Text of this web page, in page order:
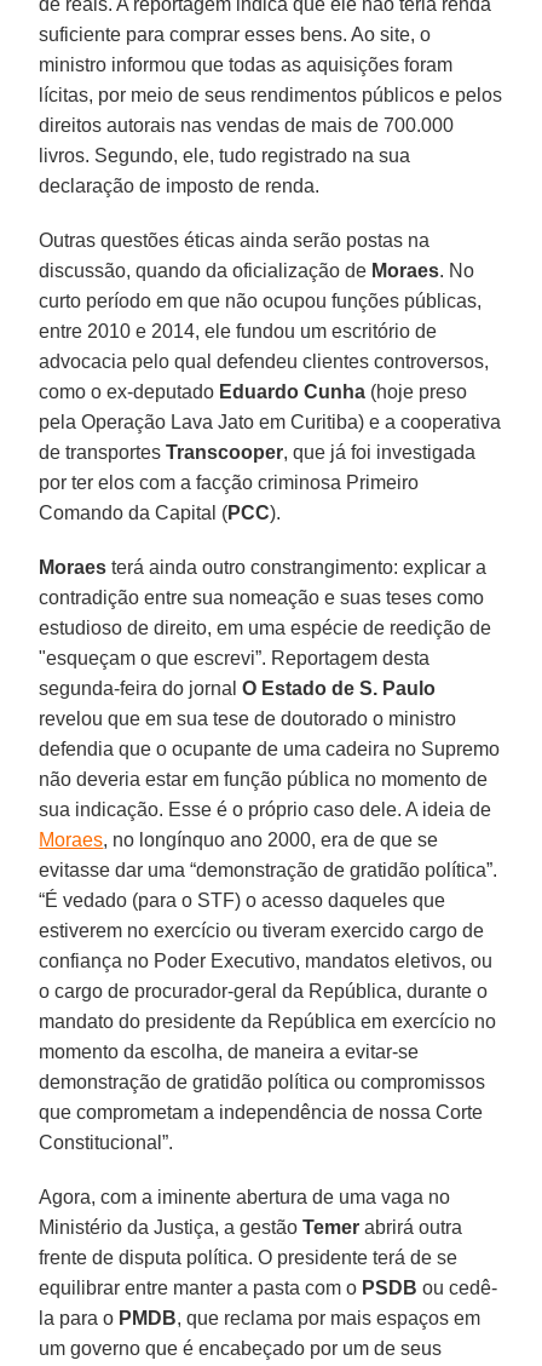
suficiente para comprar esses bens. Ao site, o
ministro informou que todas as aquisições foram
lícitas, por meio de seus rendimentos públicos e pelos
direitos autorais nas vendas de mais de 700.000
livros. Segundo, ele, tudo registrado na sua
declaração de imposto de renda.
Outras questões éticas ainda serão postas na
discussão, quando da oficialização de Moraes. No
curto período em que não ocupou funções públicas,
entre 2010 e 2014, ele fundou um escritório de
advocacia pelo qual defendeu clientes controversos,
como o ex-deputado Eduardo Cunha (hoje preso
pela Operação Lava Jato em Curitiba) e a cooperativa
de transportesTranscooper, que já foi investigada
por ter elos com a facção criminosa Primeiro
Comando da Capital (PCC).
Moraes terá ainda outro constrangimento: explicar a
contradição entre sua nomeação e suas teses como
estudioso de direito, em uma espécie de reedição de
"esqueçam o que escrevi”. Reportagem desta
segunda-feira do jornalO Estado de S. Paulo
revelou que em sua tese de doutorado o ministro
defendia que o ocupante de uma cadeira no Supremo
não deveria estar em função pública no momento de
sua indicação. Esse é o próprio caso dele. A ideia de
Moraes, no longínquo ano 2000, era de que se
evitasse dar uma “demonstração de gratidão política”.
“É vedado (para o STF) o acesso daqueles que
estiverem no exercício ou tiveram exercido cargo de
confiança no Poder Executivo, mandatos eletivos, ou
o cargo de procurador-geral da República, durante o
mandato do presidente da República em exercício no
momento da escolha, de maneira a evitar-se
demonstração de gratidão política ou compromissos
que comprometam a independência de nossa Corte
Constitucional”.
Agora, com a iminente abertura de uma vaga no
Ministério da Justiça, a gestãoTemer abrirá outra
frente de disputa política. O presidente terá de se
equilibrar entre manter a pasta com o PSDB ou cedê-
la para o PMDB, que reclama por mais espaços em
um governo que é encabeçado por um de seus